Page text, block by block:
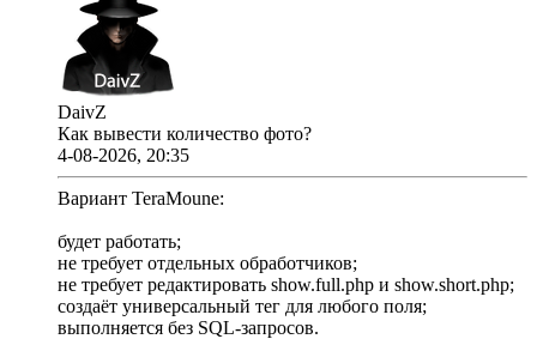
DaivZ
Как вывести количество фото?
4-08-2026, 20:35
Вариант TeraMoune:
будет работать;
не требует отдельных обработчиков;
не требует редактировать show.full.php и show.short.php;
создаёт универсальный тег для любого поля;
выполняется без SQL-запросов.